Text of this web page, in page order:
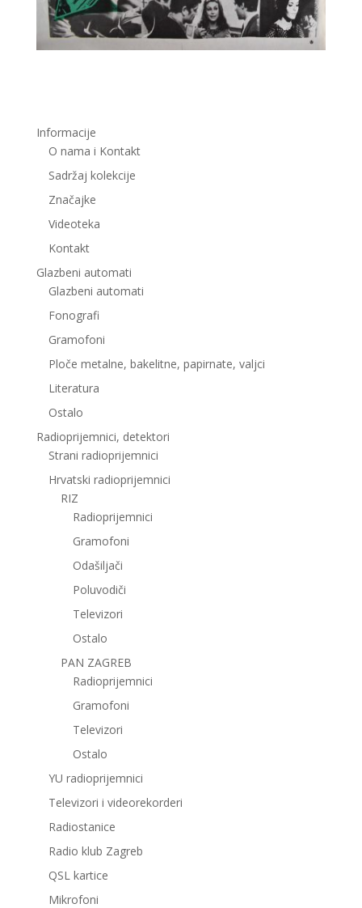
Informacije
O nama i Kontakt
Sadržaj kolekcije
Značajke
Videoteka
Kontakt
Glazbeni automati
Glazbeni automati
Fonografi
Gramofoni
Ploče metalne, bakelitne, papirnate, valjci
Literatura
Ostalo
Radioprijemnici, detektori
Strani radioprijemnici
Hrvatski radioprijemnici
RIZ
Radioprijemnici
Gramofoni
Odašiljači
Poluvodiči
Televizori
Ostalo
PAN ZAGREB
Radioprijemnici
Gramofoni
Televizori
Ostalo
YU radioprijemnici
Televizori i videorekorderi
Radiostanice
Radio klub Zagreb
QSL kartice
Mikrofoni